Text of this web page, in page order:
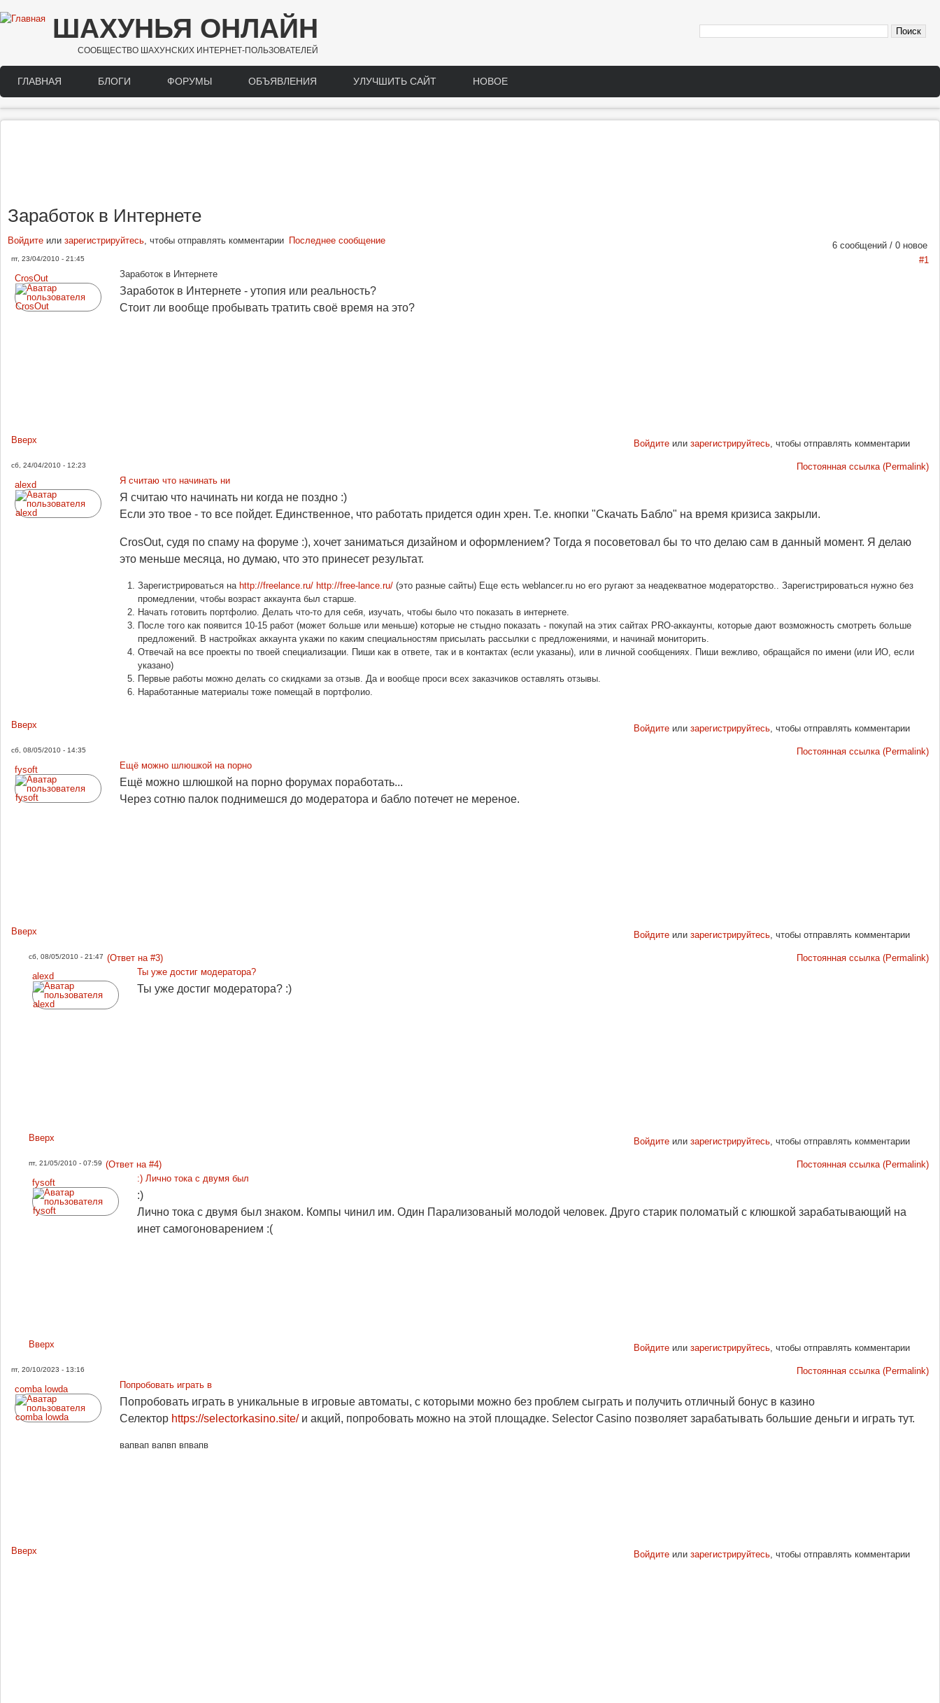
Перейти к основному содержанию
ШАХУНЬЯ ОНЛАЙН
СООБЩЕСТВО ШАХУНСКИХ ИНТЕРНЕТ-ПОЛЬЗОВАТЕЛЕЙ
Main menu
ГЛАВНАЯ БЛОГИ ФОРУМЫ ОБЪЯВЛЕНИЯ УЛУЧШИТЬ САЙТ НОВОЕ
Заработок в Интернете
6 сообщений / 0 новое
Войдите или зарегистрируйтесь, чтобы отправлять комментарии Последнее сообщение
пт, 23/04/2010 - 21:45
#1
CrosOut
Заработок в Интернете
Заработок в Интернете - утопия или реальность?
Стоит ли вообще пробывать тратить своё время на это?
Вверх Войдитеили зарегистрируйтесь, чтобы отправлять комментарии
сб, 24/04/2010 - 12:23
Постоянная ссылка (Permalink)
alexd
Я считаю что начинать ни
Я считаю что начинать ни когда не поздно :)
Если это твое - то все пойдет. Единственное, что работать придется один хрен. Т.е. кнопки "Скачать Бабло" на время кризиса закрыли.
CrosOut, судя по спаму на форуме :), хочет заниматься дизайном и оформлением? Тогда я посоветовал бы то что делаю сам в данный момент. Я делаю
это меньше месяца, но думаю, что это принесет результат.
Зарегистрироваться на http://freelance.ru/ http://free-lance.ru/ (это разные сайты) Еще есть weblancer.ru но его ругают за неадекватное модераторство.. Зарегистрироваться нужно без
промедлении, чтобы возраст аккаунта был старше.
Начать готовить портфолио. Делать что-то для себя, изучать, чтобы было что показать в интернете.
После того как появится 10-15 работ (может больше или меньше) которые не стыдно показать - покупай на этих сайтах PRO-аккаунты, которые дают возможность смотреть больше
предложений. В настройках аккаунта укажи по каким специальностям присылать рассылки с предложениями, и начинай мониторить.
Отвечай на все проекты по твоей специализации. Пиши как в ответе, так и в контактах (если указаны), или в личной сообщениях. Пиши вежливо, обращайся по имени (или ИО, если
указано)
Первые работы можно делать со скидками за отзыв. Да и вообще проси всех заказчиков оставлять отзывы.
Наработанные материалы тоже помещай в портфолио.
Вверх Войдитеили зарегистрируйтесь, чтобы отправлять комментарии
сб, 08/05/2010 - 14:35
Постоянная ссылка (Permalink)
fysoft
Ещё можно шлюшкой на порно
Ещё можно шлюшкой на порно форумах поработать...
Через сотню палок поднимешся до модератора и бабло потечет не мереное.
Вверх Войдитеили зарегистрируйтесь, чтобы отправлять комментарии
сб, 08/05/2010 - 21:47 (Ответ на #3)
Постоянная ссылка (Permalink)
alexd
Ты уже достиг модератора?
Ты уже достиг модератора? :)
Вверх Войдитеили зарегистрируйтесь, чтобы отправлять комментарии
пт, 21/05/2010 - 07:59 (Ответ на #4)
Постоянная ссылка (Permalink)
fysoft
:) Лично тока с двумя был
:)
Лично тока с двумя был знаком. Компы чинил им. Один Парализованый молодой человек. Друго старик поломатый с клюшкой зарабатывающий на
инет самогоноварением :(
Вверх Войдитеили зарегистрируйтесь, чтобы отправлять комментарии
пт, 20/10/2023 - 13:16
Постоянная ссылка (Permalink)
comba lowda
Попробовать играть в
Попробовать играть в уникальные в игровые автоматы, с которыми можно без проблем сыграть и получить отличный бонус в казино
Селектор https://selectorkasino.site/и акций, попробовать можно на этой площадке. Selector Casino позволяет зарабатывать большие деньги и играть тут.
вапвап вапвп впвапв
Вверх Войдитеили зарегистрируйтесь, чтобы отправлять комментарии